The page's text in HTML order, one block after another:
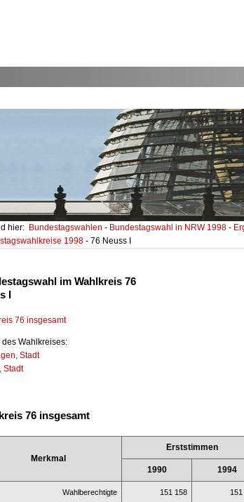
hier: Bundestagswahlen- Bundestagswahl in NRW 1998-
1998- 76 Neuss I
im Wahlkreis 76
I
76 insgesamt
des Wahlkreises:
Stadt
Stadt
76 insgesamt
Merkmal
Erststimmen
1990 1994
Wahlberechtigte 151 158